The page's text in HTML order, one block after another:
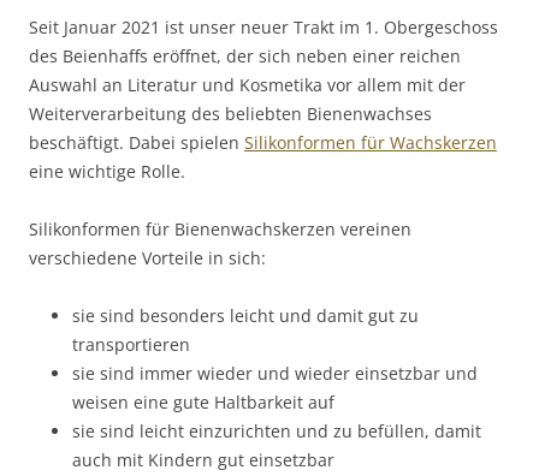
Seit Januar 2021 ist unser neuer Trakt im 1. Obergeschoss
des Beienhaffs eröffnet, der sich neben einer reichen
Auswahl an Literatur und Kosmetika vor allem mit der
Weiterverarbeitung des beliebten Bienenwachses
beschäftigt. Dabei spielen Silikonformen für Wachskerzen
eine wichtige Rolle.
Silikonformen für Bienenwachskerzen vereinen
verschiedene Vorteile in sich:
sie sind besonders leicht und damit gut zu
transportieren
sie sind immer wieder und wieder einsetzbar und
weisen eine gute Haltbarkeit auf
sie sind leicht einzurichten und zu befüllen, damit
auch mit Kindern gut einsetzbar